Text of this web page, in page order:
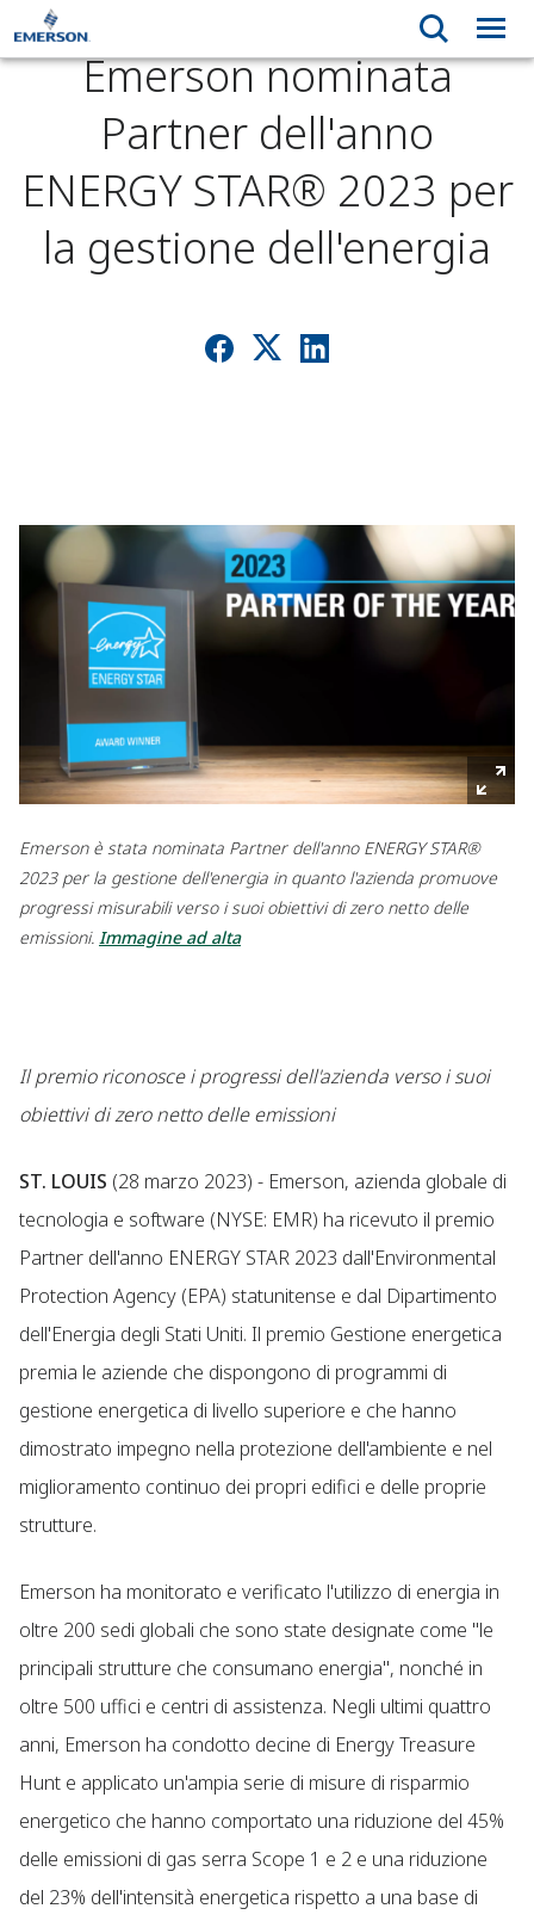
Emerson nominata
Partner dell'anno
ENERGY STAR® 2023 per
la gestione dell'energia
Emerson è stata nominata Partner dell'anno ENERGY STAR®
2023 per la gestione dell'energia in quanto l'azienda promuove
progressi misurabili verso i suoi obiettivi di zero netto delle
emissioni. Immagine ad alta
Il premio riconosce i progressi dell'azienda verso i suoi
obiettivi di zero netto delle emissioni
ST. LOUIS (28 marzo 2023) - Emerson, azienda globale di
tecnologia e software (NYSE: EMR) ha ricevuto il premio
Partner dell'anno ENERGY STAR 2023 dall'Environmental
Protection Agency (EPA) statunitense e dal Dipartimento
dell'Energia degli Stati Uniti. Il premio Gestione energetica
premia le aziende che dispongono di programmi di
gestione energetica di livello superiore e che hanno
dimostrato impegno nella protezione dell'ambiente e nel
miglioramento continuo dei propri edifici e delle proprie
strutture.
Emerson ha monitorato e verificato l'utilizzo di energia in
oltre 200 sedi globali che sono state designate come "le
principali strutture che consumano energia", nonché in
oltre 500 uffici e centri di assistenza. Negli ultimi quattro
anni, Emerson ha condotto decine di Energy Treasure
Hunt e applicato un'ampia serie di misure di risparmio
energetico che hanno comportato una riduzione del 45%
delle emissioni di gas serra Scope 1 e 2 e una riduzione
del 23% dell'intensità energetica rispetto a una base di